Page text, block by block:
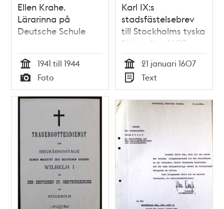
Ellen Krahe.
Lärarinna på
Deutsche Schule
Tid
1941 till 1944
Typ
Foto
Karl IX:s
stadsfästelsebrev
till Stockholms tyska
församling 1607
Tid
21 januari 1607
Typ
Text